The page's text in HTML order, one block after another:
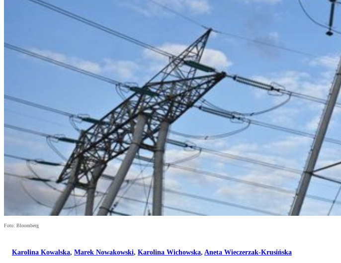
Foto: Bloomberg
Karolina Kowalska, Marek Nowakowski, Karolina Wichowska, Aneta Wieczerzak-Krusińska